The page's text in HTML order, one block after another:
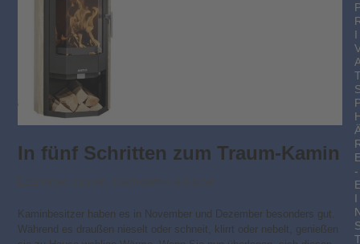
In fünf Schritten zum Traum-Kamin
Kaminbesitzer haben es in November und Dezember besonders gut.
Während es draußen nieselt oder schneit, klirrt oder nebelt, genießen
I
-
I